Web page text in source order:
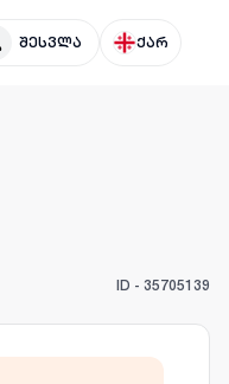
შესვლა ქარ
ID - 35705139